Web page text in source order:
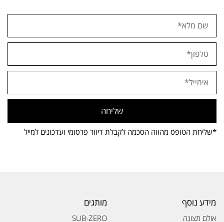
שליחה
*שליחת הטופס מהווה הסכמה לקבלת דיוור פרסומי ועדכונים למייל
מידע נוסף
אולם תצוגה
מותגים
SUB-ZERO